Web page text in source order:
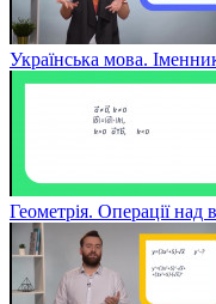
Українська мова.
Геометрія. Операції